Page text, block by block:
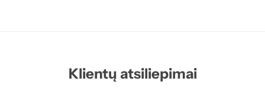
Klientų atsiliepimai